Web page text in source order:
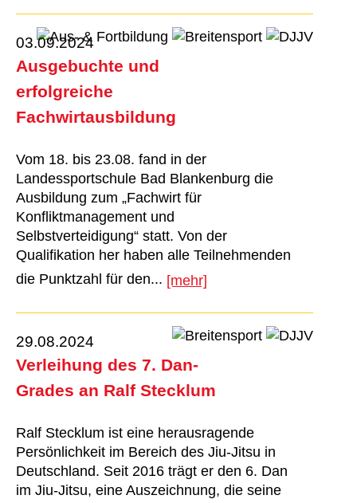
03.09.2024
Ausgebuchte und
erfolgreiche
Fachwirtausbildung
Vom 18. bis 23.08. fand in der
Landessportschule Bad Blankenburg die
Ausbildung zum „Fachwirt für
Konﬂiktmanagement und
Selbstverteidigung“ statt. Von der
Qualiﬁkation her haben alle Teilnehmenden
die Punktzahl für den... [mehr]
29.08.2024
Verleihung des 7. Dan-
Grades an Ralf Stecklum
Ralf Stecklum ist eine herausragende
Persönlichkeit im Bereich des Jiu-Jitsu in
Deutschland. Seit 2016 trägt er den 6. Dan
im Jiu-Jitsu, eine Auszeichnung, die seine